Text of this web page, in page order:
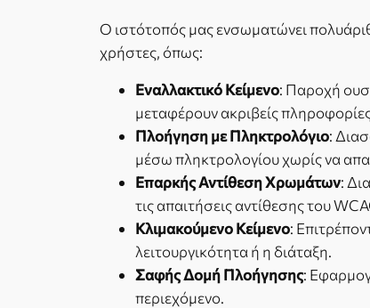
Ο ιστότοπός μας ενσωματώνει
χρήστες, όπως:
Εναλλακτικό Κείμενο: Παροχή
μεταφέρουν ακριβείς
Πλοήγηση με Πληκτρολόγιο:
μέσω πληκτρολογίου χωρίς να
Επαρκής Αντίθεση Χρωμάτων:
τις απαιτήσεις αντίθεσης του
Κλιμακούμενο Κείμενο:
λειτουργικότητα ή η διάταξη.
Σαφής Δομή Πλοήγησης:
περιεχόμενο.